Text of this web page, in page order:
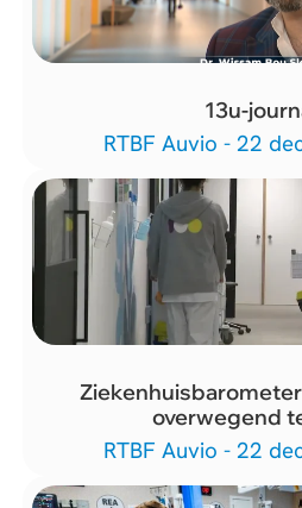
13u-
RTBF Auvio - 22
overwegend
RTBF Auvio - 22